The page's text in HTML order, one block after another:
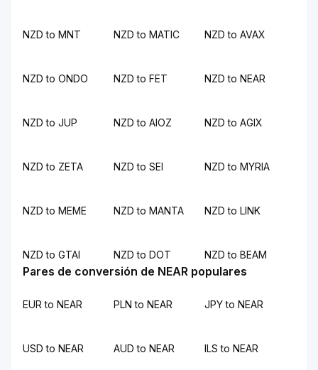
NZD to MNT NZD to MATIC NZD to AVAX
NZD to ONDO NZD to FET NZD to NEAR
NZD to JUP NZD to AIOZ NZD to AGIX
NZD to ZETA NZD to SEI NZD to MYRIA
NZD to MEME NZD to MANTA NZD to LINK
NZD to GTAI NZD to DOT NZD to BEAM
Pares de conversión de NEAR populares
EUR to NEAR PLN to NEAR JPY to NEAR
USD to NEAR AUD to NEAR ILS to NEAR